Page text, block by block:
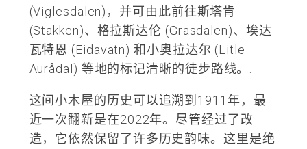
(Viglesdalen)，并可由此前往斯塔肯
(Stakken)、格拉斯达伦 (Grasdalen)、埃达
瓦特恩 (Eidavatn) 和小奥拉达尔 (Litle
Aurådal) 等地的标记清晰的徒步路线。.
这间小木屋的历史可以追溯到1911年，最
近一次翻新是在2022年。尽管经过了改
造，它依然保留了许多历史韵味。这里是绝